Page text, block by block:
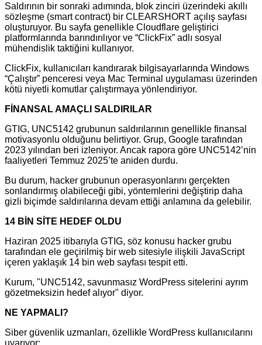
Saldırının bir sonraki adımında, blok zinciri üzerindeki akıllı
sözleşme (smart contract) bir CLEARSHORT açılış sayfası
oluşturuyor. Bu sayfa genellikle Cloudflare geliştirici
platformlarında barındırılıyor ve “ClickFix” adlı sosyal
mühendislik taktiğini kullanıyor.
ClickFix, kullanıcıları kandırarak bilgisayarlarında Windows
“Çalıştır” penceresi veya Mac Terminal uygulaması üzerinden
kötü niyetli komutlar çalıştırmaya yönlendiriyor.
FİNANSAL AMAÇLI SALDIRILAR
GTIG, UNC5142 grubunun saldırılarının genellikle finansal
motivasyonlu olduğunu belirtiyor. Grup, Google tarafından
2023 yılından beri izleniyor. Ancak rapora göre UNC5142’nin
faaliyetleri Temmuz 2025’te aniden durdu.
Bu durum, hacker grubunun operasyonlarını gerçekten
sonlandırmış olabileceği gibi, yöntemlerini değiştirip daha
gizli biçimde saldırılarına devam ettiği anlamına da gelebilir.
14 BİN SİTE HEDEF OLDU
Haziran 2025 itibarıyla GTIG, söz konusu hacker grubu
tarafından ele geçirilmiş bir web sitesiyle ilişkili JavaScript
içeren yaklaşık 14 bin web sayfası tespit etti.
Kurum, "UNC5142, savunmasız WordPress sitelerini ayrım
gözetmeksizin hedef alıyor" diyor.
NE YAPMALI?
Siber güvenlik uzmanları, özellikle WordPress kullanıcılarını
uyarıyor: